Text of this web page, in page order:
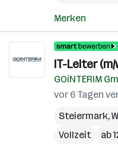
Merken
IT-Leiter (m/
GOiNTERIM
vor 6 Tagen
Steiermark,
Vollzeit
ab